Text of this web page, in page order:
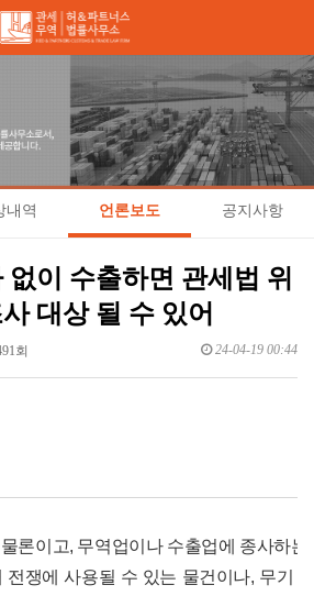
내역 언론보도 공지사항
이 수출하면 관세법 위
대상 될 수 있어
회 24-04-19 00:44
론이고, 무역업이나 수출업에 종사하
전쟁에 사용될 수 있는 물건이나, 무기